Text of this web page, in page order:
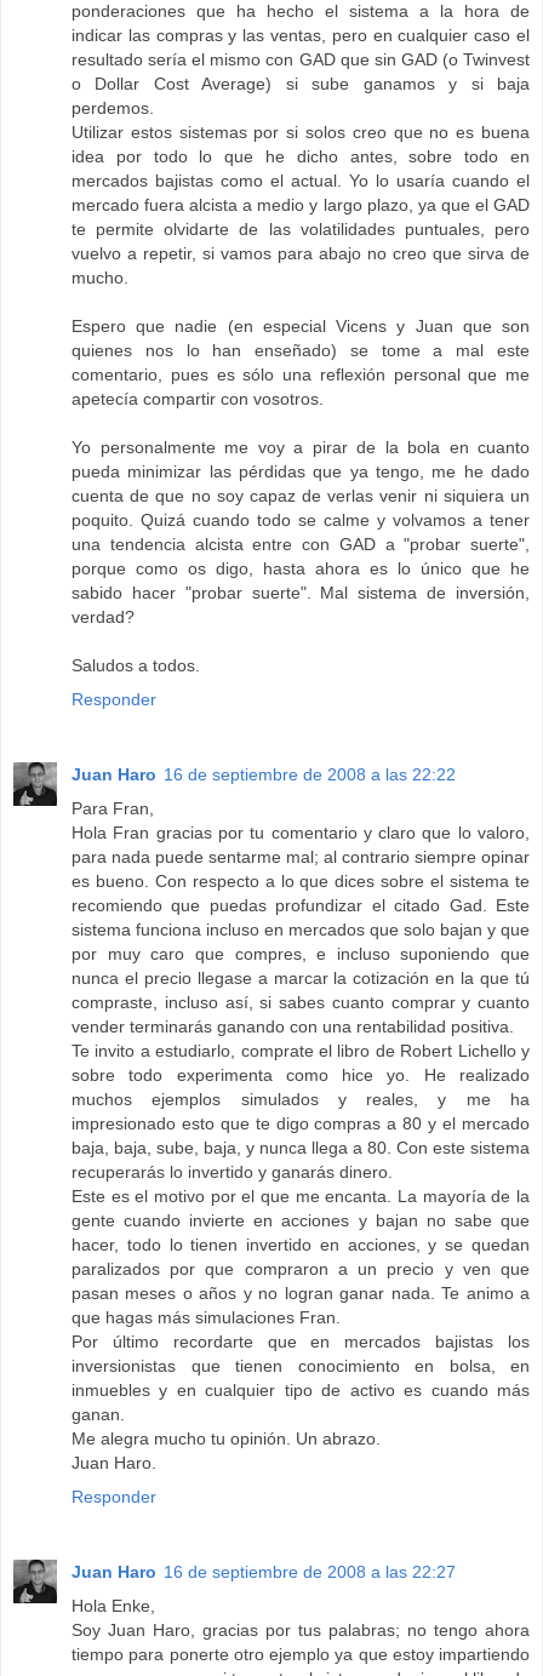
ponderaciones que ha hecho el sistema a la hora de
indicar las compras y las ventas, pero en cualquier caso el
resultado sería el mismo con GAD que sin GAD (o Twinvest
o Dollar Cost Average) si sube ganamos y si baja
perdemos.
Utilizar estos sistemas por si solos creo que no es buena
idea por todo lo que he dicho antes, sobre todo en
mercados bajistas como el actual. Yo lo usaría cuando el
mercado fuera alcista a medio y largo plazo, ya que el GAD
te permite olvidarte de las volatilidades puntuales, pero
vuelvo a repetir, si vamos para abajo no creo que sirva de
mucho.
Espero que nadie (en especial Vicens y Juan que son
quienes nos lo han enseñado) se tome a mal este
comentario, pues es sólo una reflexión personal que me
apetecía compartir con vosotros.
Yo personalmente me voy a pirar de la bola en cuanto
pueda minimizar las pérdidas que ya tengo, me he dado
cuenta de que no soy capaz de verlas venir ni siquiera un
poquito. Quizá cuando todo se calme y volvamos a tener
una tendencia alcista entre con GAD a "probar suerte",
porque como os digo, hasta ahora es lo único que he
sabido hacer "probar suerte". Mal sistema de inversión,
verdad?
Saludos a todos.
Responder
Juan Haro 16 de septiembre de 2008 a las 22:22
Para Fran,
Hola Fran gracias por tu comentario y claro que lo valoro,
para nada puede sentarme mal; al contrario siempre opinar
es bueno. Con respecto a lo que dices sobre el sistema te
recomiendo que puedas profundizar el citado Gad. Este
sistema funciona incluso en mercados que solo bajan y que
por muy caro que compres, e incluso suponiendo que
nunca el precio llegase a marcar la cotización en la que tú
compraste, incluso así, si sabes cuanto comprar y cuanto
vender terminarás ganando con una rentabilidad positiva.
Te invito a estudiarlo, comprate el libro de Robert Lichello y
sobre todo experimenta como hice yo. He realizado
muchos ejemplos simulados y reales, y me ha
impresionado esto que te digo compras a 80 y el mercado
baja, baja, sube, baja, y nunca llega a 80. Con este sistema
recuperarás lo invertido y ganarás dinero.
Este es el motivo por el que me encanta. La mayoría de la
gente cuando invierte en acciones y bajan no sabe que
hacer, todo lo tienen invertido en acciones, y se quedan
paralizados por que compraron a un precio y ven que
pasan meses o años y no logran ganar nada. Te animo a
que hagas más simulaciones Fran.
Por último recordarte que en mercados bajistas los
inversionistas que tienen conocimiento en bolsa, en
inmuebles y en cualquier tipo de activo es cuando más
ganan.
Me alegra mucho tu opinión. Un abrazo.
Juan Haro.
Responder
Juan Haro 16 de septiembre de 2008 a las 22:27
Hola Enke,
Soy Juan Haro, gracias por tus palabras; no tengo ahora
tiempo para ponerte otro ejemplo ya que estoy impartiendo